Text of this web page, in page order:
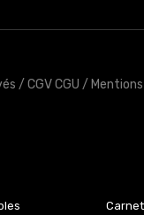
/CGV CGU /